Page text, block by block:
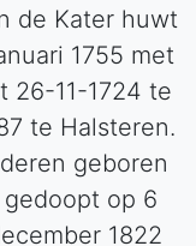
de Kater huwt
1755 met
26-11-1724 te
te Halsteren.
geboren
gedoopt op 6
1822